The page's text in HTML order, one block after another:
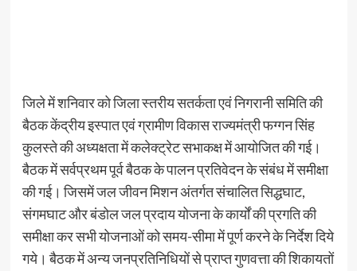
जिले में शनिवार को जिला स्तरीय सतर्कता एवं निगरानी समिति की
बैठक केंद्रीय इस्पात एवं ग्रामीण विकास राज्यमंत्री फग्गन सिंह
कुलस्ते की अध्यक्षता में कलेक्ट्रेट सभाकक्ष में आयोजित की गई।
बैठक में सर्वप्रथम पूर्व बैठक के पालन प्रतिवेदन के संबंध में समीक्षा
की गई। जिसमें जल जीवन मिशन अंतर्गत संचालित सिद्धघाट,
संगमघाट और बंडोल जल प्रदाय योजना के कार्यों की प्रगति की
समीक्षा कर सभी योजनाओं को समय-सीमा में पूर्ण करने के निर्देश दिये
गये। बैठक में अन्य जनप्रतिनिधियों से प्राप्त गुणवत्ता की शिकायतों